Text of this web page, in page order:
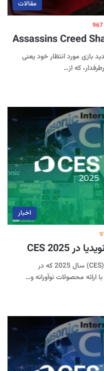
مقالات
967
بازی مورد انتظار خود یعنی
اخبار
در نمایشگاه بین‌المللی الکترونیک مصرفی (CES) سال 2025 که در